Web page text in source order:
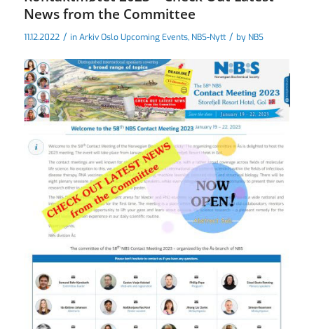
News from the Committee
11.12.2022 / inArkiv Oslo Upcoming Events, NBS-Nytt / by NBS